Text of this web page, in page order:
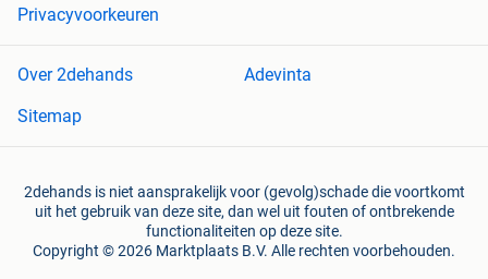
Privacyvoorkeuren
Over 2dehands
Adevinta
Sitemap
2dehands is niet aansprakelijk voor (gevolg)schade die voortkomt
uit het gebruik van deze site, dan wel uit fouten of ontbrekende
functionaliteiten op deze site.
Copyright © 2026 Marktplaats B.V. Alle rechten voorbehouden.